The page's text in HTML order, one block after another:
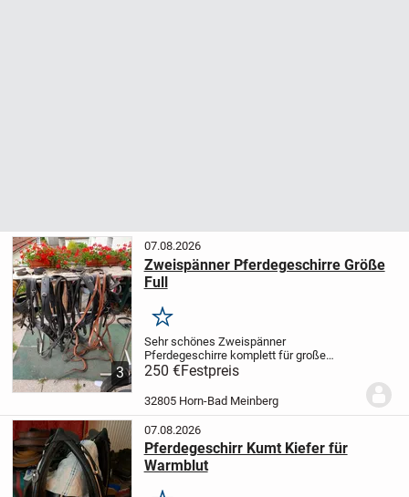
3
07.08.2026
Zweispänner Pferdegeschirre Größe
Full
Merken
Sehr schönes Zweispänner
Pferdegeschirre komplett für große
Pferde aus schwarzem Leder
vollausstattung mit kopfstücken Leine
stränge
250 €Festpreis
32805 Horn-Bad Meinberg
07.08.2026
Pferdegeschirr Kumt Kiefer für
Warmblut